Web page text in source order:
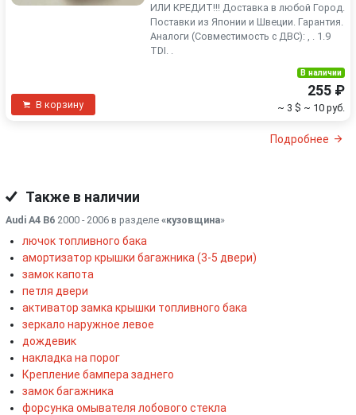
ИЛИ КРЕДИТ!!! Доставка в любой Город.
Поставки из Японии и Швеции. Гарантия.
Аналоги (Совместимость с ДВС): , . 1.9
TDI. .
В корзину
В наличии
255 ₽
~ 3 $ ~ 10 руб.
Подробнее
Также в наличии
Audi A4 B6 2000 - 2006 в разделе «кузовщина»
лючок топливного бака
амортизатор крышки багажника (3-5 двери)
замок капота
петля двери
активатор замка крышки топливного бака
зеркало наружное левое
дождевик
накладка на порог
Крепление бампера заднего
замок багажника
форсунка омывателя лобового стекла